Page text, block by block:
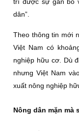
dân”.
Theo thông tin mới
Việt Nam có
nghiệp hữu cơ. Dù
nhưng Việt Nam
xuất nông nghiệp
Nông dân mặn mà